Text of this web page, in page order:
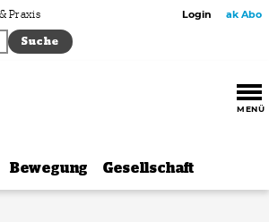
Praxis Login ak Abo
MENÜ
Bewegung Gesellschaft